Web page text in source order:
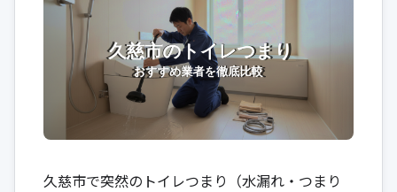
久慈市で突然のトイレつまり（水漏れ・つまり